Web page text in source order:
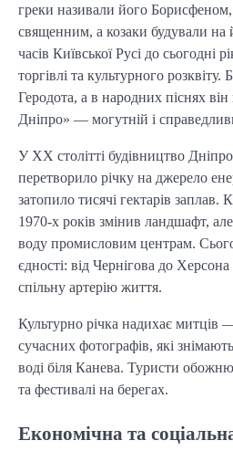
греки називали його
священним, а козаки будували на
часів Київської Русі до сьогодні
торгівлі та культурного розквіту.
Геродота, а в народних піснях він
Дніпро» — могутній і
У XX столітті будівництво
перетворило річку на джерело
затопило тисячі гектарів
1970-х років змінив ландшафт,
воду промисловим центрам.
єдності: від Чернігова до
спільну артерію життя.
Культурно річка надихає митців
сучасних фотографів, які
воді біля Канева. Туристи
та фестивалі на берегах.
Економічна та